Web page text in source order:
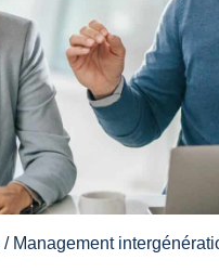
/ Management